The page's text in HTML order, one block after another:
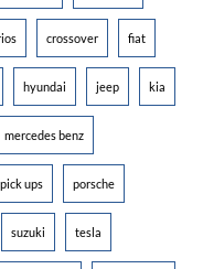
crossover fiat
hyundai jeep kia
mercedes benz
pick ups porsche
suzuki tesla